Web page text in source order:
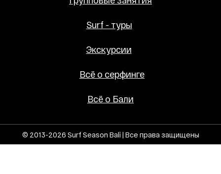
Surf - туры
Всё о серфинге
Экскурсии
Всё о Бали
© 2013-2026 Surf Season Bali | Все права защищены